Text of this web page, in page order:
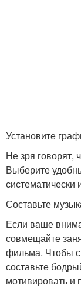
Установите
Не зря говорят,
Выберите
систематически
Составьте
Если ваше
совмещайте
фильма. Чтобы
составьте
мотивировать и